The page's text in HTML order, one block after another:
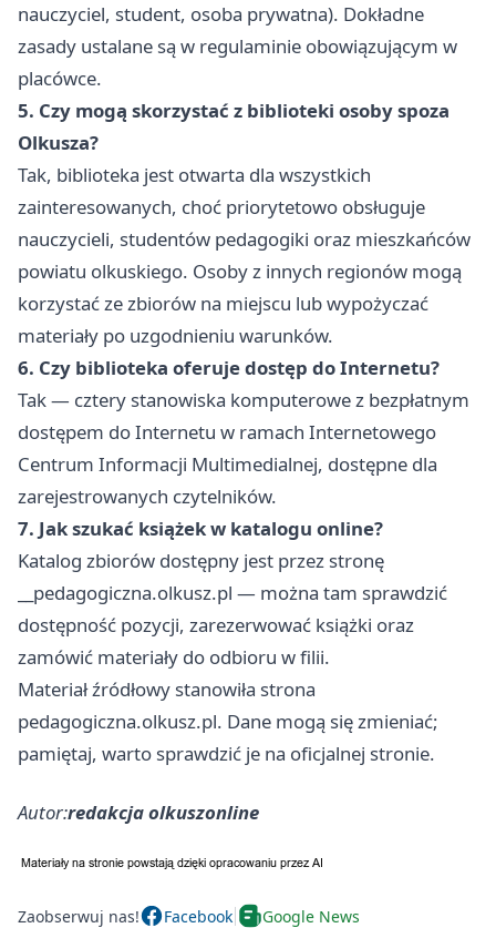
nauczyciel, student, osoba prywatna). Dokładne
zasady ustalane są w regulaminie obowiązującym w
placówce.
5. Czy mogą skorzystać z biblioteki osoby spoza
Olkusza?
Tak, biblioteka jest otwarta dla wszystkich
zainteresowanych, choć priorytetowo obsługuje
nauczycieli, studentów pedagogiki oraz mieszkańców
powiatu olkuskiego. Osoby z innych regionów mogą
korzystać ze zbiorów na miejscu lub wypożyczać
materiały po uzgodnieniu warunków.
6. Czy biblioteka oferuje dostęp do Internetu?
Tak — cztery stanowiska komputerowe z bezpłatnym
dostępem do Internetu w ramach Internetowego
Centrum Informacji Multimedialnej, dostępne dla
zarejestrowanych czytelników.
7. Jak szukać książek w katalogu online?
Katalog zbiorów dostępny jest przez stronę
__pedagogiczna.olkusz.pl — można tam sprawdzić
dostępność pozycji, zarezerwować książki oraz
zamówić materiały do odbioru w filii.
Materiał źródłowy stanowiła strona
pedagogiczna.olkusz.pl. Dane mogą się zmieniać;
pamiętaj, warto sprawdzić je na oficjalnej stronie.
Autor:redakcja olkuszonline
Zaobserwuj nas! Facebook Google News